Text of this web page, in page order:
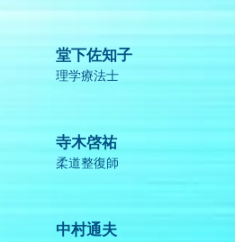
堂下佐知子
理学療法士
寺木啓祐
柔道整復師
中村通夫